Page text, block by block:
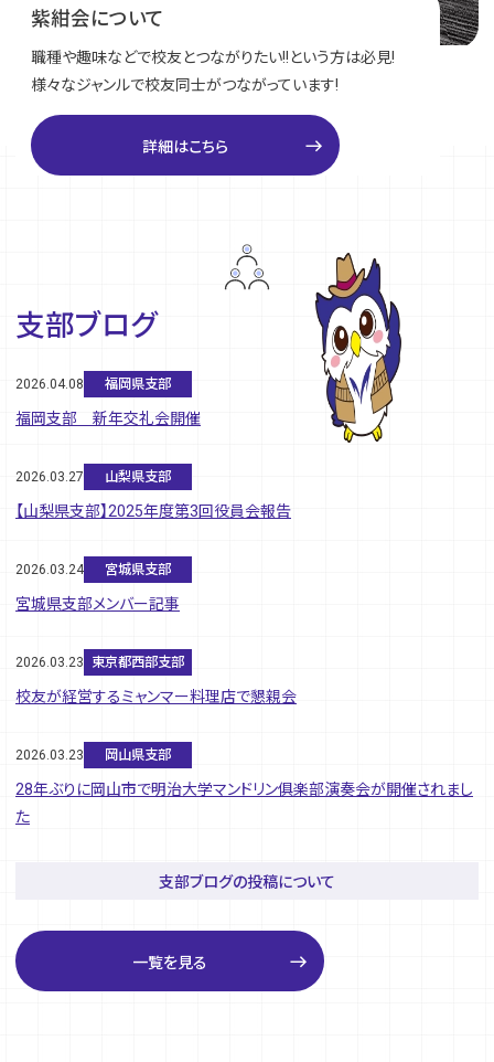
紫紺会について
職種や趣味などで校友とつながりたい!!という方は必見!
様々なジャンルで校友同士がつながっています!
詳細はこちら east
支部ブログ
2026.04.08 福岡県支部
福岡支部 新年交礼会開催
2026.03.27 山梨県支部
【山梨県支部】2025年度第3回役員会報告
2026.03.24 宮城県支部
宮城県支部メンバー記事
2026.03.23 東京都西部支部
校友が経営するミャンマー料理店で懇親会
2026.03.23 岡山県支部
28年ぶりに岡山市で明治大学マンドリン俱楽部演奏会が開催されまし
た
支部ブログの投稿について
一覧を見る east